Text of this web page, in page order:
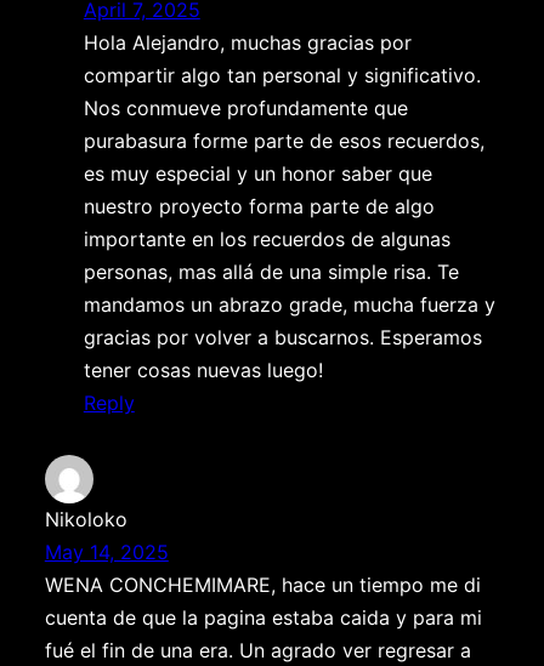
April 7, 2025
Hola Alejandro, muchas gracias por
compartir algo tan personal y significativo.
Nos conmueve profundamente que
purabasura forme parte de esos recuerdos,
es muy especial y un honor saber que
nuestro proyecto forma parte de algo
importante en los recuerdos de algunas
personas, mas allá de una simple risa. Te
mandamos un abrazo grade, mucha fuerza y
gracias por volver a buscarnos. Esperamos
tener cosas nuevas luego!
Reply
Nikoloko
May 14, 2025
WENA CONCHEMIMARE, hace un tiempo me di
cuenta de que la pagina estaba caida y para mi
fué el fin de una era. Un agrado ver regresar a